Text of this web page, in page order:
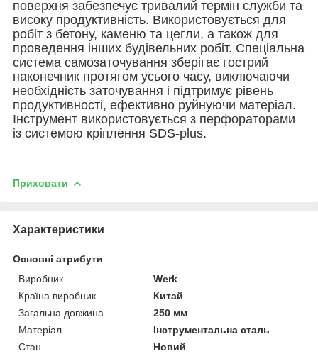
поверхня забезпечує тривалий термін служби та
високу продуктивність. Використовується для
робіт з бетону, каменю та цегли, а також для
проведення інших будівельних робіт. Спеціальна
система самозаточування зберігає гострий
наконечник протягом усього часу, виключаючи
необхідність заточування і підтримує рівень
продуктивності, ефективно руйнуючи матеріал.
Інструмент використовується з перфораторами
із системою кріплення SDS-plus.
Приховати
Характеристики
Основні атрибути
Виробник
Werk
Країна виробник
Китай
Загальна довжина
250 мм
Матеріал
Інструментальна сталь
Стан
Новий